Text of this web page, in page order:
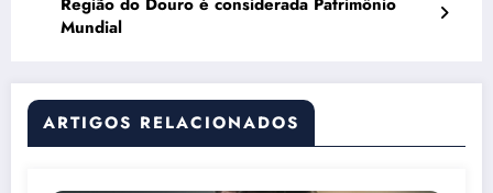
Mundial
ARTIGOS RELACIONADOS